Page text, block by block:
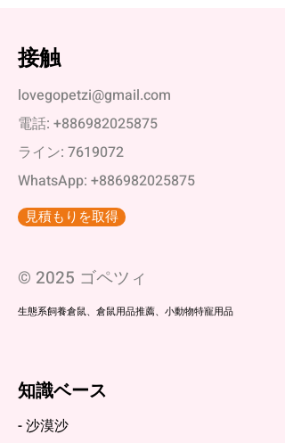
接触
lovegopetzi@gmail.com
電話: +886982025875
ライン: 7619072
WhatsApp: +886982025875
見積もりを取得
© 2025 ゴペツィ
生態系飼養倉鼠、倉鼠用品推薦、小動物特寵用品
知識ベース
- 沙漠沙